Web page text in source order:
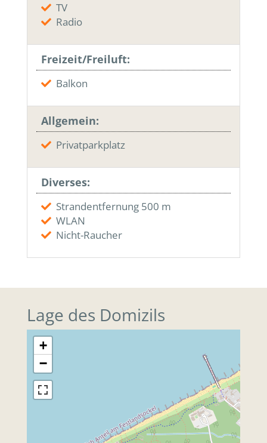
TV
Radio
Freizeit/Freiluft:
Balkon
Allgemein:
Privatparkplatz
Diverses:
Strandentfernung 500 m
WLAN
Nicht-Raucher
Lage des Domizils
+
−